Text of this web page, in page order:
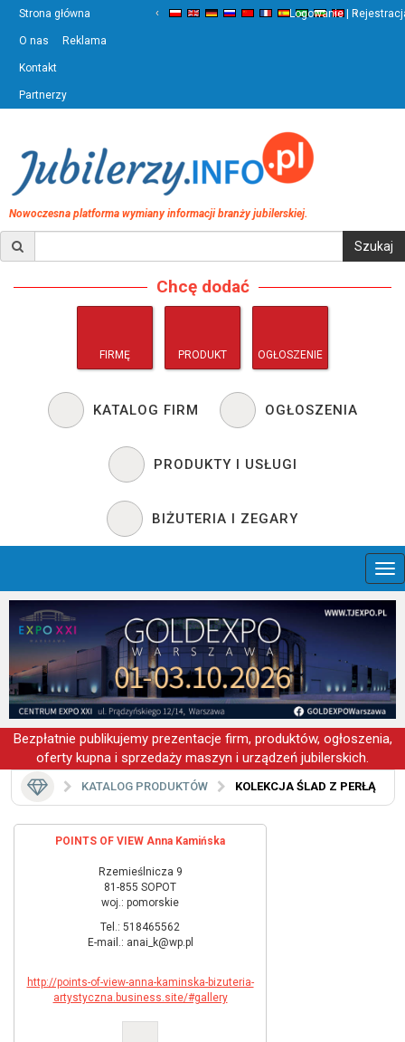
Strona główna
O nas Reklama
Kontakt
Partnerzy
‹ ›
Logowanie |
Nowoczesna platforma wymiany informacji branży jubilerskiej.
Chcę dodać
FIRMĘ PRODUKT OGŁOSZENIE
KATALOG FIRM OGŁOSZENIA
PRODUKTY I USŁUGI
BIŻUTERIA I ZEGARY
Bezpłatnie publikujemy prezentacje firm, produktów, ogłoszenia,
oferty kupna i sprzedaży maszyn i urządzeń jubilerskich.
KATALOG PRODUKTÓW KOLEKCJA ŚLAD Z PERŁĄ
POINTS OF VIEW Anna Kamińska
Rzemieślnicza 9
81-855 SOPOT
woj.: pomorskie
Tel.: 518465562
E-mail.: anai_k@wp.pl
http://points-of-view-anna-kaminska-bizuteria-
artystyczna.business.site/#gallery